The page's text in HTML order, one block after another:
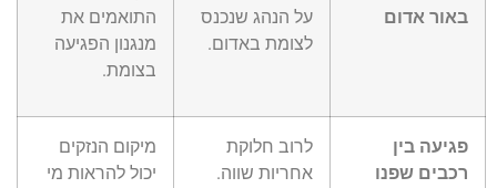
באור אדום
על הנהג שנכנס
לצומת באדום.
התואמים את
מנגנון הפגיעה
בצומת.
פגיעה בין
רכבים שפנו
לרוב חלוקת
אחריות שווה.
מיקום הנזקים
יכול להראות מי